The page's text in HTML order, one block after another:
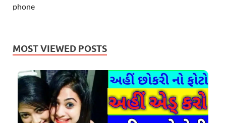
MOST VIEWED POSTS